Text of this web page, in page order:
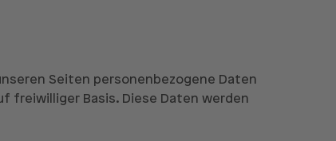
Seiten personenbezogene Daten
freiwilliger Basis. Diese Daten werden